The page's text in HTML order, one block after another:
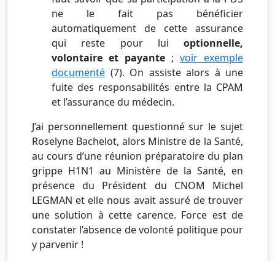
ne le fait pas bénéficier
automatiquement de cette assurance
qui reste pour lui optionnelle,
volontaire et payante ; voir exemple
documenté (7). On assiste alors à une
fuite des responsabilités entre la CPAM
et l’assurance du médecin.
J’ai personnellement questionné sur le sujet
Roselyne Bachelot, alors Ministre de la Santé,
au cours d’une réunion préparatoire du plan
grippe H1N1 au Ministère de la Santé, en
présence du Président du CNOM Michel
LEGMAN et elle nous avait assuré de trouver
une solution à cette carence. Force est de
constater l’absence de volonté politique pour
y parvenir !